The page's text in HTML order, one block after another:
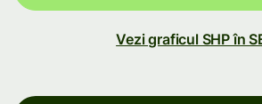
Vezi graficul SHP în